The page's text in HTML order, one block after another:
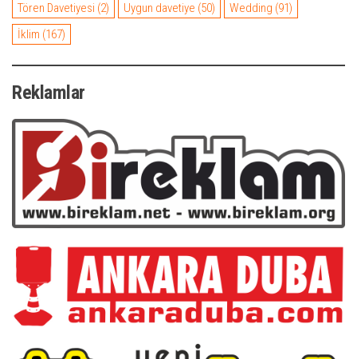
Tören Davetiyesi (2) Uygun davetiye (50) Wedding (91)
İklim (167)
Reklamlar